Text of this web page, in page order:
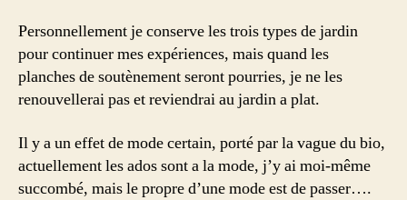
Personnellement je conserve les trois types de jardin
pour continuer mes expériences, mais quand les
planches de soutènement seront pourries, je ne les
renouvellerai pas et reviendrai au jardin a plat.
Il y a un effet de mode certain, porté par la vague du bio,
actuellement les ados sont a la mode, j’y ai moi-même
succombé, mais le propre d’une mode est de passer….